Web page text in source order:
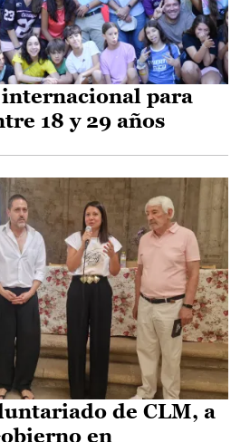
para
18 y 29 años
de CLM, a
en